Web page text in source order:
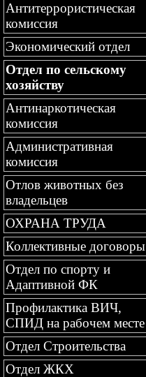
Антитеррористическая
комиссия
Экономический отдел
Отдел по сельскому
хозяйству
Антинаркотическая
комиссия
Административная
комиссия
Отлов животных без
владельцев
ОХРАНА ТРУДА
Коллективные договоры
Отдел по спорту и
Адаптивной ФК
Профилактика ВИЧ,
СПИД на рабочем месте
Отдел Строительства
Отдел ЖКХ